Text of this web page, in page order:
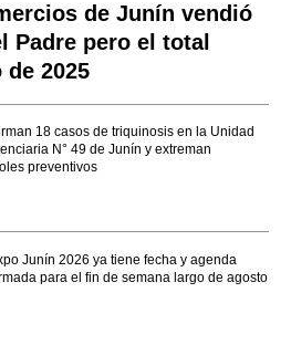
de Junín vendió
Padre pero el total
2025
18 casos de triquinosis en la Unidad
N° 49 de Junín y extreman
preventivos
Junín 2026 ya tiene fecha y agenda
para el fin de semana largo de agosto